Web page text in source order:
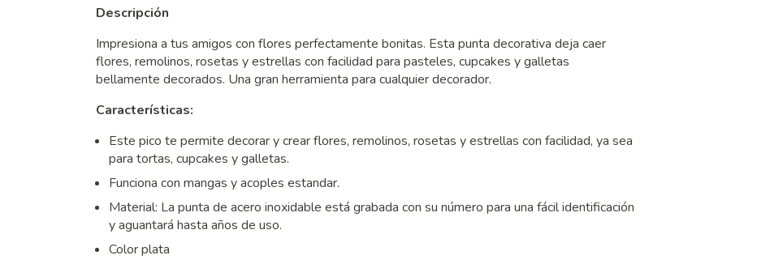
Descripción
Impresiona a tus amigos con flores perfectamente bonitas. Esta punta decorativa deja caer
flores, remolinos, rosetas y estrellas con facilidad para pasteles, cupcakes y galletas
bellamente decorados. Una gran herramienta para cualquier decorador.
Características:
Este pico te permite decorar y crear flores, remolinos, rosetas y estrellas con facilidad, ya sea
para tortas, cupcakes y galletas.
Funciona con mangas y acoples estandar.
Material: La punta de acero inoxidable está grabada con su número para una fácil identificación
y aguantará hasta años de uso.
Color plata